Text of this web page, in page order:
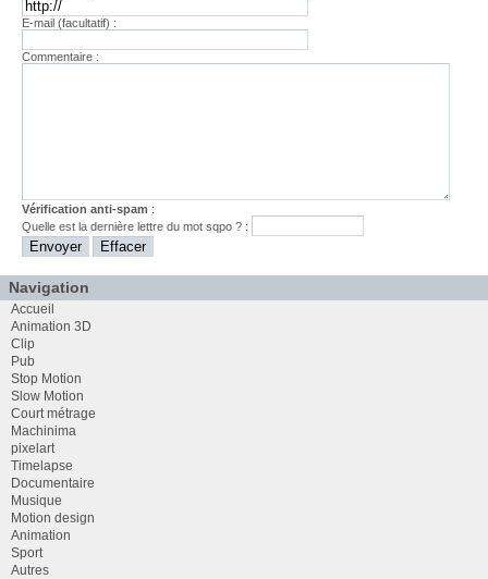
E-mail (facultatif) :
Commentaire :
Vérification anti-spam :
Quelle est ladernière lettre du motsqpo ? :
Navigation
Accueil
Animation 3D
Clip
Pub
Stop Motion
Slow Motion
Court métrage
Machinima
pixelart
Timelapse
Documentaire
Musique
Motion design
Animation
Sport
Autres